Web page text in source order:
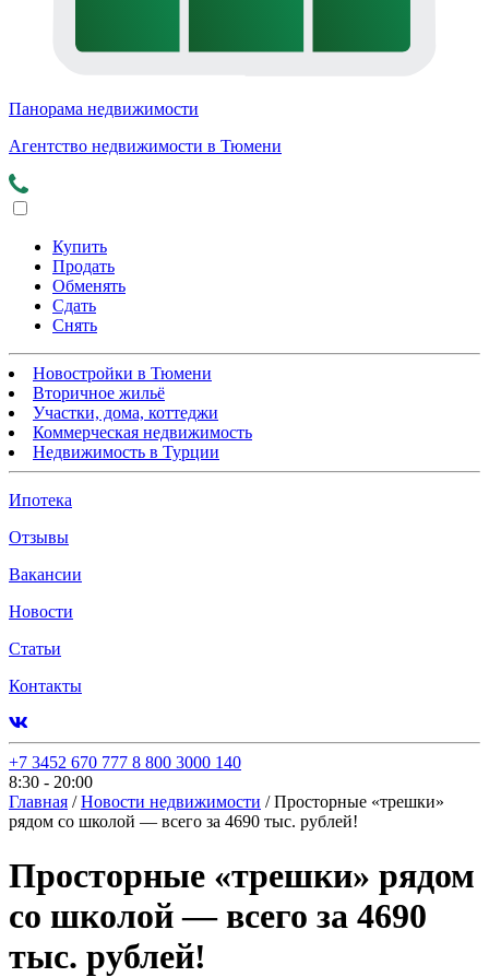
Панорама недвижимости
Агентство недвижимости в Тюмени
Купить
Продать
Обменять
Сдать
Снять
Новостройки в Тюмени
Вторичное жильё
Участки, дома, коттеджи
Коммерческая недвижимость
Недвижимость в Турции
Ипотека
Отзывы
Вакансии
Новости
Статьи
Контакты
+7 3452 670 777 8 800 3000 140
8:30 - 20:00
Главная / Новости недвижимости / Просторные «трешки»
рядом со школой — всего за 4690 тыс. рублей!
Просторные «трешки» рядом
со школой — всего за 4690
тыс. рублей!